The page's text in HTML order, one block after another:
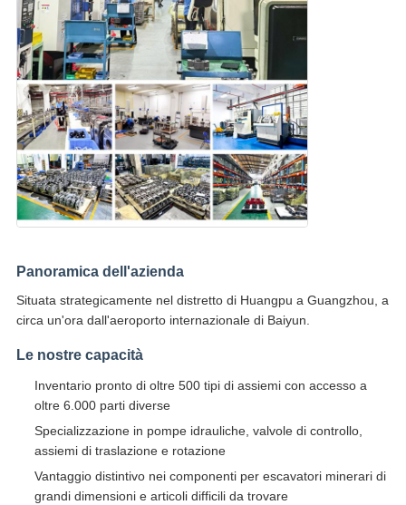
Panoramica dell'azienda
Situata strategicamente nel distretto di Huangpu a Guangzhou, a
circa un'ora dall'aeroporto internazionale di Baiyun.
Le nostre capacità
Inventario pronto di oltre 500 tipi di assiemi con accesso a
oltre 6.000 parti diverse
Specializzazione in pompe idrauliche, valvole di controllo,
assiemi di traslazione e rotazione
Vantaggio distintivo nei componenti per escavatori minerari di
grandi dimensioni e articoli difficili da trovare